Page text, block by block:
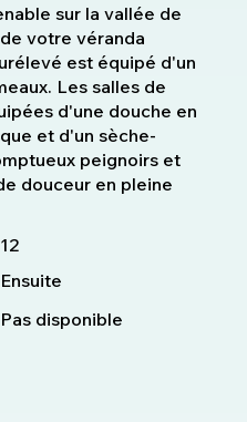
sur la vallée de
votre véranda
est équipé d'un
Les salles de
d'une douche en
et d'un sèche-
peignoirs et
douceur en pleine
12
Ensuite
Pas disponible